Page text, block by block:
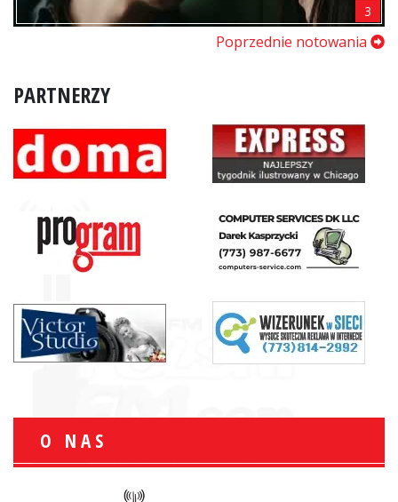
3
Poprzednie notowania
PARTNERZY
O NAS